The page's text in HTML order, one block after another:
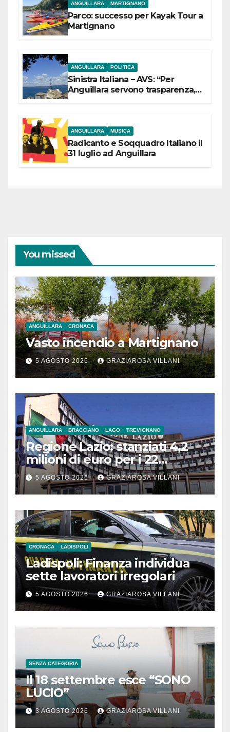
ANGUILLARA MARTIGNANO
Parco: successo per Kayak Tour a
Martignano
ANGUILLARA POLITICA
Sinistra Italiana – AVS: “Per
Anguillara servono trasparenza,
ANGUILLARA MUSICA
Radicanto e Soqquadro Italiano il
31 luglio ad Anguillara
You missed
ANGUILLARA CRONACA
Vasto incendio a Martignano
5 AGOSTO 2026 GRAZIAROSA VILLANI
ANGUILLARA BRACCIANO LAGO TREVIGNANO
Regione Lazio: stanziati 4,2
milioni di euro per i 22
Comuni dell’Etruria
Meridionale
5 AGOSTO 2026 GRAZIAROSA VILLANI
CRONACA LADISPOLI
Ladispoli: Finanza individua
sette lavoratori irregolari
5 AGOSTO 2026 GRAZIAROSA VILLANI
SENZA CATEGORIA
Il 18 settembre esce “SONO
LUCIO”
3 AGOSTO 2026 GRAZIAROSA VILLANI